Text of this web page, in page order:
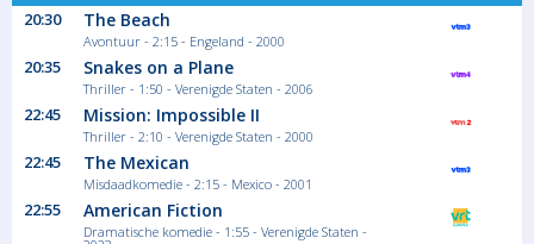
00:40
All New Traffic Cops
Seizoen 4 aflevering
In York wordt een zwangere fietser
aangereden...
20:30 The Beach
Avontuur - 2:15 - Engeland - 2000
20:35 Snakes on a Plane
Thriller - 1:50 - Verenigde Staten - 2006
22:45 Mission: Impossible II
Thriller - 2:10 - Verenigde Staten - 2000
22:45 The Mexican
Misdaadkomedie - 2:15 - Mexico - 2001
22:55 American Fiction
Dramatische komedie - 1:55 - Verenigde Staten -